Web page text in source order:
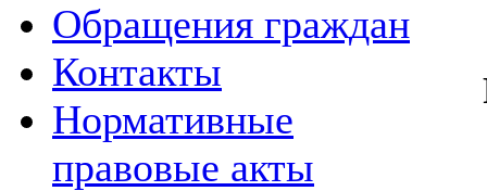
Обращения граждан
Контакты
Нормативные
правовые акты